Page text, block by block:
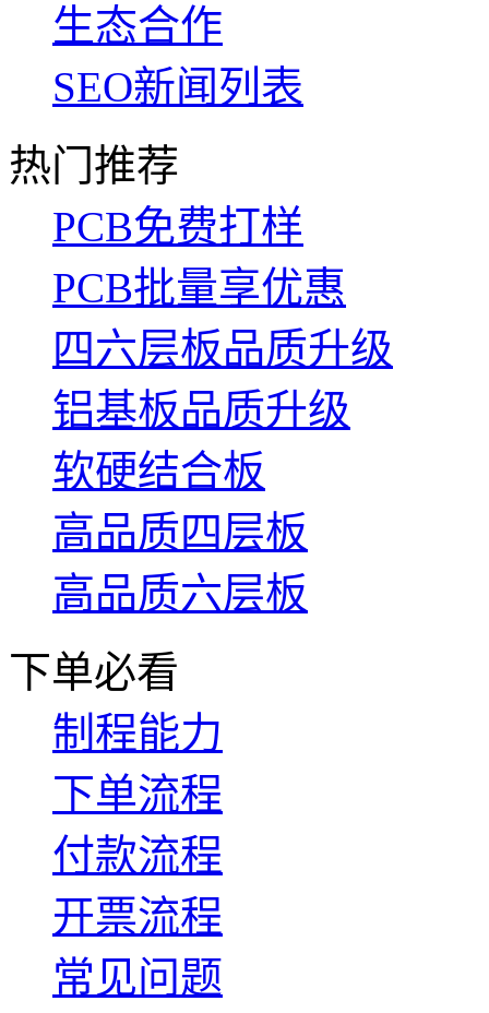
生态合作
SEO新闻列表
热门推荐
PCB免费打样
PCB批量享优惠
四六层板品质升级
铝基板品质升级
软硬结合板
高品质四层板
高品质六层板
下单必看
制程能力
下单流程
付款流程
开票流程
常见问题